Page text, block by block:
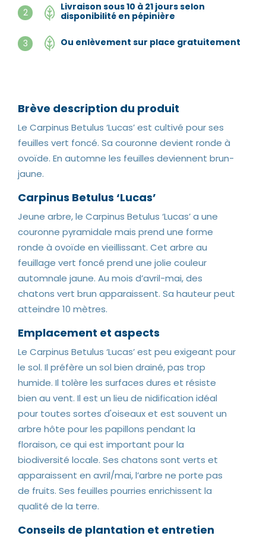
2
Livraison sous 10 à 21 jours selon
disponibilité en pépinière
3 Ou enlèvement sur place gratuitement
Brève description du produit
Le Carpinus Betulus ‘Lucas’ est cultivé pour ses
feuilles vert foncé. Sa couronne devient ronde à
ovoïde. En automne les feuilles deviennent brun-
jaune.
Carpinus Betulus ‘Lucas’
Jeune arbre, le Carpinus Betulus ‘Lucas’ a une
couronne pyramidale mais prend une forme
ronde à ovoïde en vieillissant. Cet arbre au
feuillage vert foncé prend une jolie couleur
automnale jaune. Au mois d’avril-mai, des
chatons vert brun apparaissent. Sa hauteur peut
atteindre 10 mètres.
Emplacement et aspects
Le Carpinus Betulus ‘Lucas’ est peu exigeant pour
le sol. Il préfère un sol bien drainé, pas trop
humide. Il tolère les surfaces dures et résiste
bien au vent. Il est un lieu de nidification idéal
pour toutes sortes d'oiseaux et est souvent un
arbre hôte pour les papillons pendant la
floraison, ce qui est important pour la
biodiversité locale. Ses chatons sont verts et
apparaissent en avril/mai, l’arbre ne porte pas
de fruits. Ses feuilles pourries enrichissent la
qualité de la terre.
Conseils de plantation et entretien